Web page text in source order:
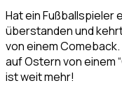
Hat ein Fußballspieler
überstanden und
von einem
auf Ostern von einem
ist weit mehr!